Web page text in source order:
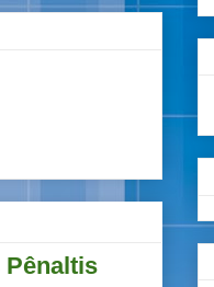
Pênaltis